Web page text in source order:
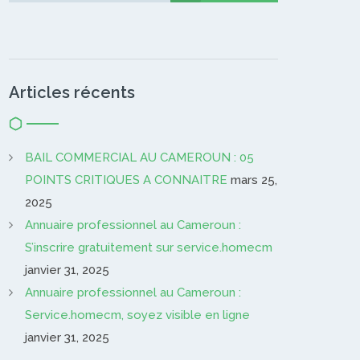
Articles récents
BAIL COMMERCIAL AU CAMEROUN : 05
POINTS CRITIQUES A CONNAITRE mars 25,
2025
Annuaire professionnel au Cameroun :
S’inscrire gratuitement sur service.homecm
janvier 31, 2025
Annuaire professionnel au Cameroun :
Service.homecm, soyez visible en ligne
janvier 31, 2025